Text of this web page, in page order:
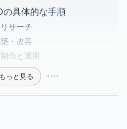
の具体的な手順
サーチ
・改善
作と運用
もっと見る